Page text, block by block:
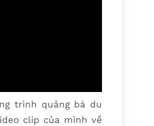
trình quảng bá du
clip của mình về